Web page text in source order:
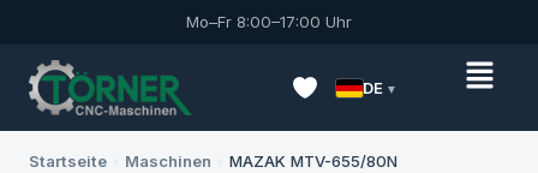
Mo–Fr 8:00–17:00 Uhr
DE
Startseite Maschinen MAZAK MTV-655/80N